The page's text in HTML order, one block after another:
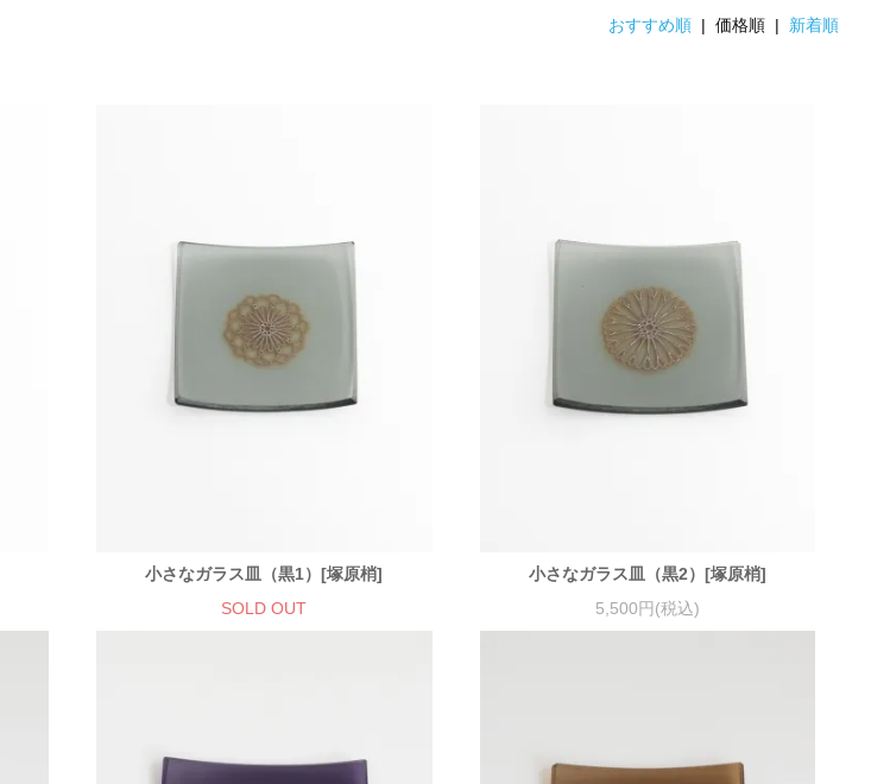
おすすめ順 | 価格順 | 新着順
小さなガラス皿（黒1）[塚原梢]
SOLD OUT
小さなガラス皿（黒2）[塚原梢]
5,500円(税込)